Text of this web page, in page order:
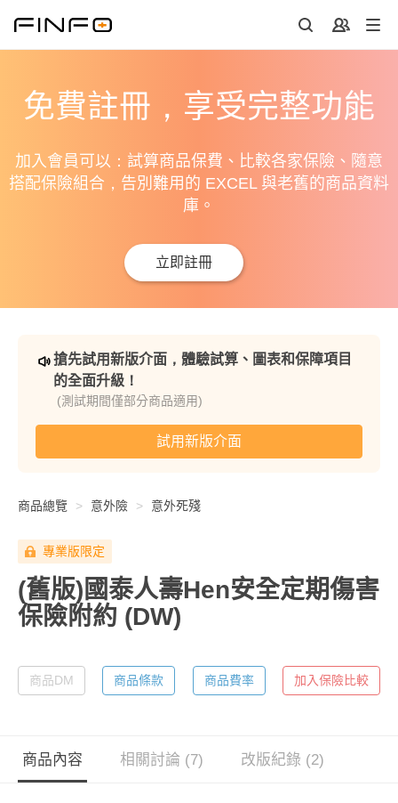
免費註冊，享受完整功能
加入會員可以：試算商品保費、比較各家保險、隨意
搭配保險組合，告別難用的 EXCEL 與老舊的商品資料
庫。
立即註冊
搶先試用新版介面，體驗試算、圖表和保障項目
的全面升級！
(測試期間僅部分商品適用)
試用新版介面
商品總覽 意外險 意外死殘
專業版限定
(舊版)國泰人壽Hen安全定期傷害
保險附約 (DW)
商品DM 商品條款 商品費率 加入保險比較
商品內容 相關討論 (7) 改版紀錄 (2)